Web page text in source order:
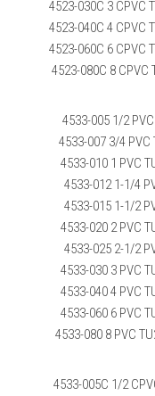
4523-030C 3 CPVC
4523-040C 4 CPVC
4523-060C 6 CPVC
4523-080C 8 CPVC
4533-005 1/2 PVC
4533-007 3/4 PVC
4533-010 1 PVC
4533-012 1-1/4
4533-015 1-1/2
4533-020 2 PVC
4533-025 2-1/2
4533-030 3 PVC
4533-040 4 PVC
4533-060 6 PVC
4533-080 8 PVC
4533-005C 1/2